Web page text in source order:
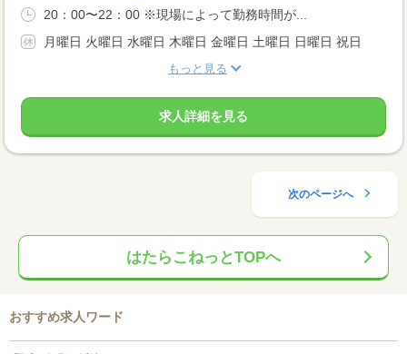
20：00〜22：00 ※現場によって勤務時間が...
月曜日 火曜日 水曜日 木曜日 金曜日 土曜日 日曜日 祝日
もっと見る
求人詳細を見る
次のページへ
はたらこねっとTOPへ
おすすめ求人ワード